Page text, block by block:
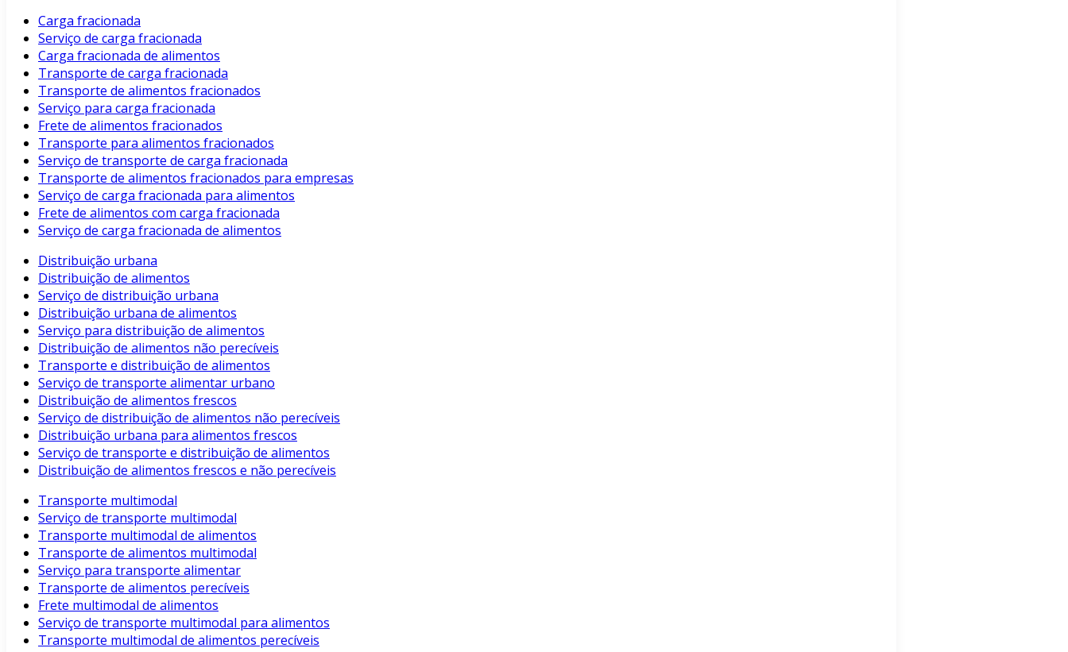
Carga fracionada
Serviço de carga fracionada
Carga fracionada de alimentos
Transporte de carga fracionada
Transporte de alimentos fracionados
Serviço para carga fracionada
Frete de alimentos fracionados
Transporte para alimentos fracionados
Serviço de transporte de carga fracionada
Transporte de alimentos fracionados para empresas
Serviço de carga fracionada para alimentos
Frete de alimentos com carga fracionada
Serviço de carga fracionada de alimentos
Distribuição urbana
Distribuição de alimentos
Serviço de distribuição urbana
Distribuição urbana de alimentos
Serviço para distribuição de alimentos
Distribuição de alimentos não perecíveis
Transporte e distribuição de alimentos
Serviço de transporte alimentar urbano
Distribuição de alimentos frescos
Serviço de distribuição de alimentos não perecíveis
Distribuição urbana para alimentos frescos
Serviço de transporte e distribuição de alimentos
Distribuição de alimentos frescos e não perecíveis
Transporte multimodal
Serviço de transporte multimodal
Transporte multimodal de alimentos
Transporte de alimentos multimodal
Serviço para transporte alimentar
Transporte de alimentos perecíveis
Frete multimodal de alimentos
Serviço de transporte multimodal para alimentos
Transporte multimodal de alimentos perecíveis